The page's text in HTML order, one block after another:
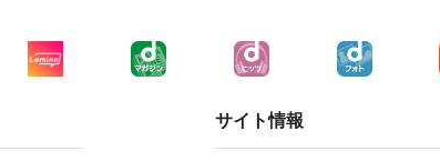
サイト情報